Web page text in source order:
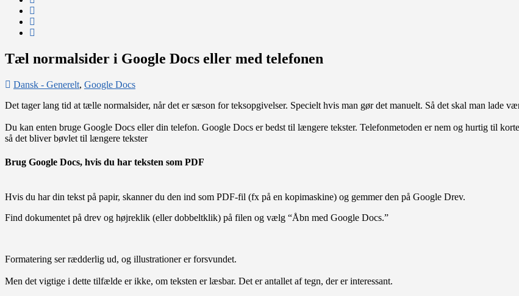
Tæl normalsider i Google Docs eller med telefonen
Dansk - Generelt, Google Docs
Det tager lang tid at tælle normalsider, når det er sæson for teksopgivelser. Specielt hvis man gør det manuelt. Så det skal man lade
Du kan enten bruge Google Docs eller din telefon. Google Docs er bedst til længere tekster. Telefonmetoden er nem og hurtig til
så det bliver bøvlet til længere tekster
Brug Google Docs, hvis du har teksten som PDF
Hvis du har din tekst på papir, skanner du den ind som PDF-fil (fx på en kopimaskine) og gemmer den på Google Drev.
Find dokumentet på drev og højreklik (eller dobbeltklik) på filen og vælg “Åbn med Google Docs.”
Formatering ser rædderlig ud, og illustrationer er forsvundet.
Men det vigtige i dette tilfælde er ikke, om teksten er læsbar. Det er antallet af tegn, der er interessant.